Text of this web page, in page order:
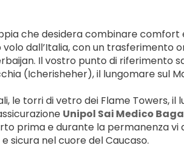
che desidera combinare
dall’Italia, con un trasferimento
Il vostro punto di riferimento
(Icherisheher), il lungomare sul
le torri di vetro dei Flame Towers, il
Unipol Sai Medico
prima e durante la permanenza vi
sicura nel cuore del Caucaso.